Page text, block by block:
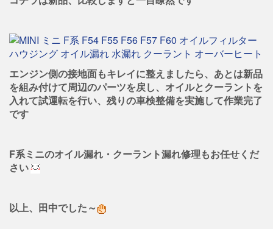
エンジン側の接地面もキレイに整えましたら、あとは新品
を組み付けて周辺のパーツを戻し、オイルとクーラントを
入れて試運転を行い、残りの車検整備を実施して作業完了
です
F系ミニのオイル漏れ・クーラント漏れ修理もお任せくだ
さい
以上、田中でした～